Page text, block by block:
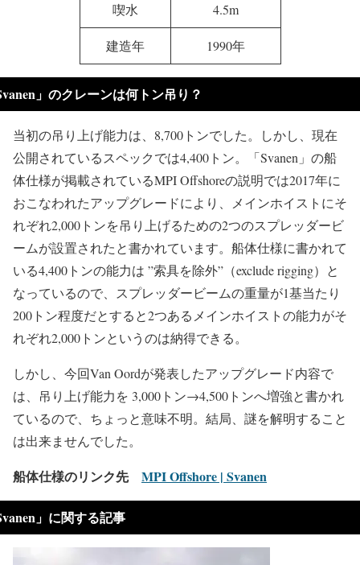
喫水 4.5m
建造年 1990年
」のクレーンは何トン吊り？
当初の吊り上げ能力は、8,700トンでした。しかし、現在
公開されているスペックでは4,400トン。「Svanen」の船
体仕様が掲載されているMPI Offshoreの説明では2017年に
おこなわれたアップグレードにより、メインホイストにそ
れぞれ2,000トンを吊り上げるための2つのスプレッダービ
ームが設置されたと書かれています。船体仕様に書かれて
いる4,400トンの能力は ”索具を除外”（exclude rigging）と
なっているので、スプレッダービームの重量が1基当たり
200トン程度だとすると2つあるメインホイストの能力がそ
れぞれ2,000トンというのは納得できる。
しかし、今回Van Oordが発表したアップグレード内容で
は、吊り上げ能力を 3,000トン→4,500トンへ増強と書かれ
ているので、ちょっと意味不明。結局、謎を解明すること
は出来ませんでした。
船体仕様のリンク先 MPI Offshore | Svanen
」に関する記事